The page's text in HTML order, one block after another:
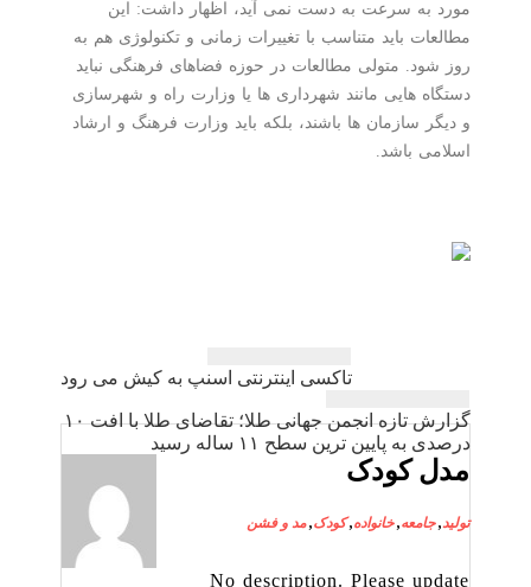
مورد به سرعت به دست نمی آید، اظهار داشت: این
مطالعات باید متناسب با تغییرات زمانی و تکنولوژی هم به
روز شود. متولی مطالعات در حوزه فضاهای فرهنگی نباید
دستگاه هایی مانند شهرداری ها یا وزارت راه و شهرسازی
و دیگر سازمان ها باشند، بلکه باید وزارت فرهنگ و ارشاد
اسلامی باشد.
تاكسی اینترنتی اسنپ به كیش می رود
گزارش تازه انجمن جهانی طلا؛ تقاضای طلا با افت ۱۰
درصدی به پایین ترین سطح ۱۱ ساله رسید
مدل کودک
جامعه,خانواده,کودک,مد و فشن
No description. Please update